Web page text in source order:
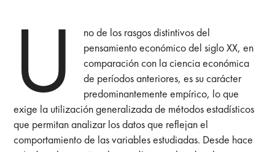
U
no de los rasgos distintivos del
pensamiento económico del siglo XX, en
comparación con la ciencia económica
de períodos anteriores, es su carácter
predominantemente empírico, lo que
exige la utilización generalizada de métodos estadísticos
que permitan analizar los datos que reflejan el
comportamiento de las variables estudiadas. Desde hace